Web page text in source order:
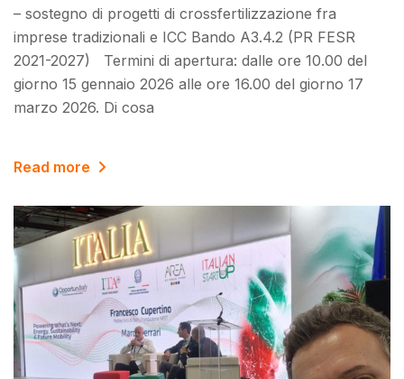
– sostegno di progetti di crossfertilizzazione fra
imprese tradizionali e ICC Bando A3.4.2 (PR FESR
2021-2027) Termini di apertura: dalle ore 10.00 del
giorno 15 gennaio 2026 alle ore 16.00 del giorno 17
marzo 2026. Di cosa
Read more